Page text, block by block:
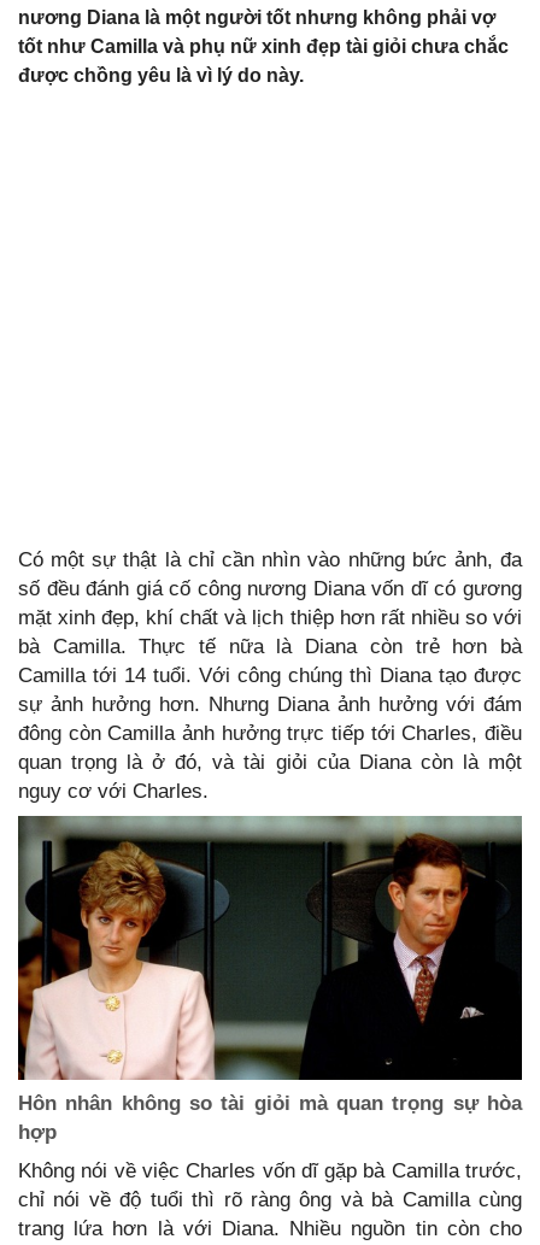
nương Diana là một người tốt nhưng không phải vợ
tốt như Camilla và phụ nữ xinh đẹp tài giỏi chưa chắc
được chồng yêu là vì lý do này.
Có một sự thật là chỉ cần nhìn vào những bức ảnh, đa
số đều đánh giá cố công nương Diana vốn dĩ có gương
mặt xinh đẹp, khí chất và lịch thiệp hơn rất nhiều so với
bà Camilla. Thực tế nữa là Diana còn trẻ hơn bà
Camilla tới 14 tuổi. Với công chúng thì Diana tạo được
sự ảnh hưởng hơn. Nhưng Diana ảnh hưởng với đám
đông còn Camilla ảnh hưởng trực tiếp tới Charles, điều
quan trọng là ở đó, và tài giỏi của Diana còn là một
nguy cơ với Charles.
Hôn nhân không so tài giỏi mà quan trọng sự hòa
hợp
Không nói về việc Charles vốn dĩ gặp bà Camilla trước,
chỉ nói về độ tuổi thì rõ ràng ông và bà Camilla cùng
trang lứa hơn là với Diana. Nhiều nguồn tin còn cho